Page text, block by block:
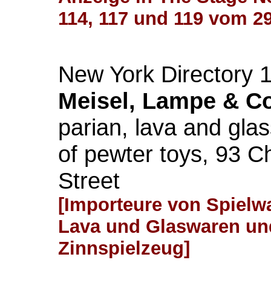
114, 117 und 119 vom
New York Directory
Meisel, Lampe &
parian, lava and
of pewter toys, 93
Street
[Importeure von
Lava und Glaswaren
Zinnspielzeug]